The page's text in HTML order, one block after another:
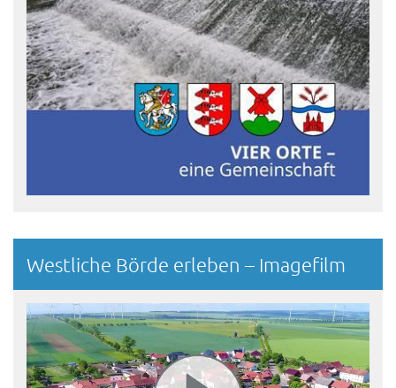
Westliche Börde erleben – Imagefilm